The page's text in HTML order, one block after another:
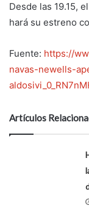
Desde las 19.15,
hará su estreno
Fuente: https://
navas-newells-
Artículos